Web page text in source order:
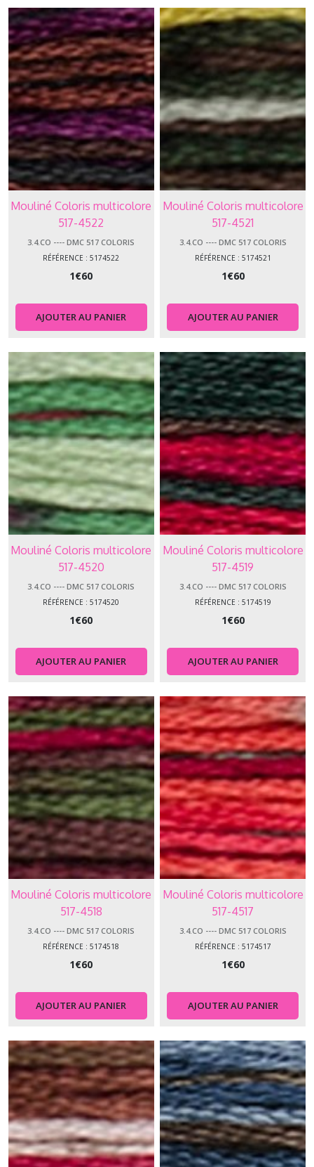
Mouliné Coloris multicolore
517-4522
3.4.CO ---- DMC 517 COLORIS
RÉFÉRENCE : 5174522
1€60
AJOUTER AU PANIER
Mouliné Coloris multicolore
517-4521
3.4.CO ---- DMC 517 COLORIS
RÉFÉRENCE : 5174521
1€60
AJOUTER AU PANIER
Mouliné Coloris multicolore
517-4520
3.4.CO ---- DMC 517 COLORIS
RÉFÉRENCE : 5174520
1€60
AJOUTER AU PANIER
Mouliné Coloris multicolore
517-4519
3.4.CO ---- DMC 517 COLORIS
RÉFÉRENCE : 5174519
1€60
AJOUTER AU PANIER
Mouliné Coloris multicolore
517-4518
3.4.CO ---- DMC 517 COLORIS
RÉFÉRENCE : 5174518
1€60
AJOUTER AU PANIER
Mouliné Coloris multicolore
517-4517
3.4.CO ---- DMC 517 COLORIS
RÉFÉRENCE : 5174517
1€60
AJOUTER AU PANIER